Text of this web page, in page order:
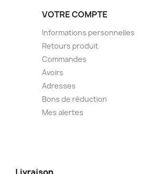
VOTRE COMPTE
Informations personnelles
Retours produit
Commandes
Avoirs
Adresses
Bons de réduction
Mes alertes